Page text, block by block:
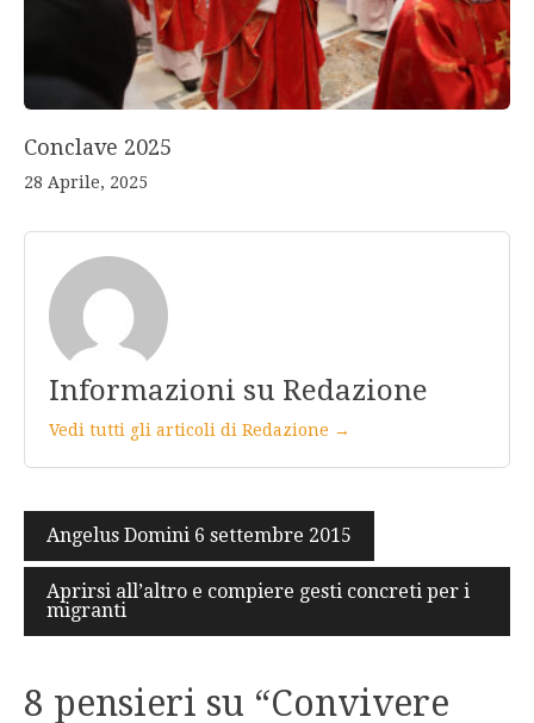
Conclave 2025
28 Aprile, 2025
Informazioni su Redazione
Vedi tutti gli articoli di Redazione →
Navigazione
articoli
Angelus Domini 6 settembre 2015
Aprirsi all’altro e compiere gesti concreti per i
migranti
8 pensieri su “Convivere